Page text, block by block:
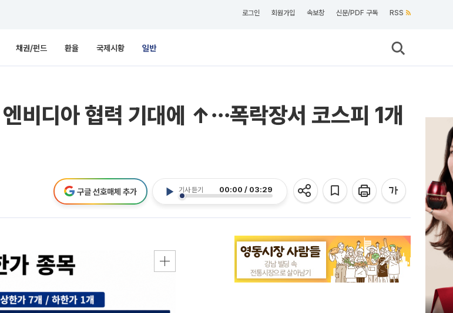
로그인 회원가입 속보창 신문/PDF 구독 RSS
채권/펀드 환율 국제시황 일반
비디아 협력 기대에 ↑⋯폭락장서 코스피 1개
기사 듣기 00:00 / 03:29
구글 선호매체 추가